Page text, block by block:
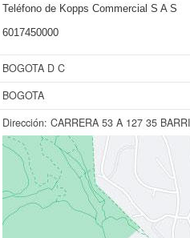
Teléfono de Kopps Commercial S A S
6017450000
BOGOTA D C
BOGOTA
Dirección: CARRERA 53 A 127 35